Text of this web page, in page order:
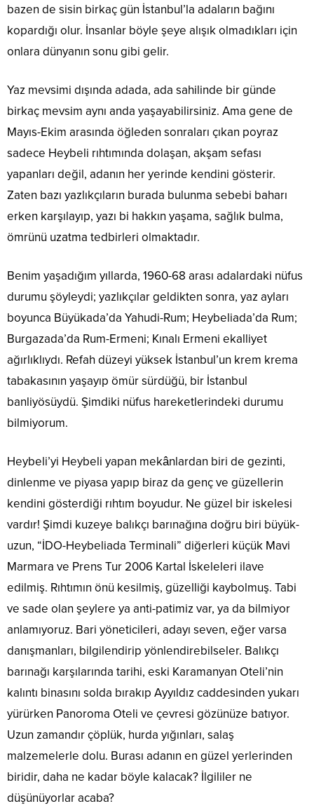
bazen de sisin birkaç gün İstanbul’la adaların bağını
kopardığı olur. İnsanlar böyle şeye alışık olmadıkları için
onlara dünyanın sonu gibi gelir.
Yaz mevsimi dışında adada, ada sahilinde bir günde
birkaç mevsim aynı anda yaşayabilirsiniz. Ama gene de
Mayıs-Ekim arasında öğleden sonraları çıkan poyraz
sadece Heybeli rıhtımında dolaşan, akşam sefası
yapanları değil, adanın her yerinde kendini gösterir.
Zaten bazı yazlıkçıların burada bulunma sebebi baharı
erken karşılayıp, yazı bi hakkın yaşama, sağlık bulma,
ömrünü uzatma tedbirleri olmaktadır.
Benim yaşadığım yıllarda, 1960-68 arası adalardaki nüfus
durumu şöyleydi; yazlıkçılar geldikten sonra, yaz ayları
boyunca Büyükada’da Yahudi-Rum; Heybeliada’da Rum;
Burgazada’da Rum-Ermeni; Kınalı Ermeni ekalliyet
ağırlıklıydı. Refah düzeyi yüksek İstanbul’un krem krema
tabakasının yaşayıp ömür sürdüğü, bir İstanbul
banliyösüydü. Şimdiki nüfus hareketlerindeki durumu
bilmiyorum.
Heybeli’yi Heybeli yapan mekânlardan biri de gezinti,
dinlenme ve piyasa yapıp biraz da genç ve güzellerin
kendini gösterdiği rıhtım boyudur. Ne güzel bir iskelesi
vardır! Şimdi kuzeye balıkçı barınağına doğru biri büyük-
uzun, “İDO-Heybeliada Terminali” diğerleri küçük Mavi
Marmara ve Prens Tur 2006 Kartal İskeleleri ilave
edilmiş. Rıhtımın önü kesilmiş, güzelliği kaybolmuş. Tabi
ve sade olan şeylere ya anti-patimiz var, ya da bilmiyor
anlamıyoruz. Bari yöneticileri, adayı seven, eğer varsa
danışmanları, bilgilendirip yönlendirebilseler. Balıkçı
barınağı karşılarında tarihi, eski Karamanyan Oteli’nin
kalıntı binasını solda bırakıp Ayyıldız caddesinden yukarı
yürürken Panoroma Oteli ve çevresi gözünüze batıyor.
Uzun zamandır çöplük, hurda yığınları, salaş
malzemelerle dolu. Burası adanın en güzel yerlerinden
biridir, daha ne kadar böyle kalacak? İlgililer ne
düşünüyorlar acaba?